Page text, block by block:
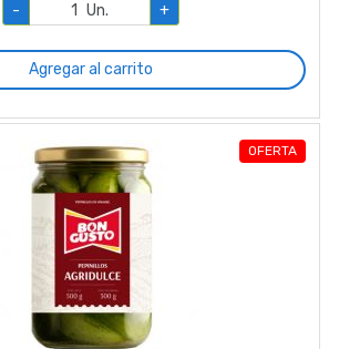
-
Un. +
Agregar al carrito
OFERTA